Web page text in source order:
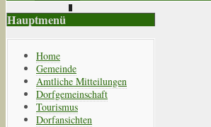
Hauptmenü
Home
Gemeinde
Amtliche Mitteilungen
Dorfgemeinschaft
Tourismus
Dorfansichten